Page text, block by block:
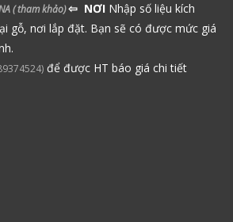
( tham khảo)⇦ NƠI Nhập số liệu kích
gỗ, nơi lắp đặt. Bạn sẽ có được mức giá
để được HT báo giá chi tiết